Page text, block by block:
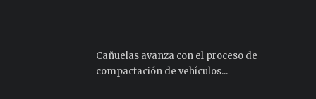
Cañuelas avanza con el proceso de
compactación de vehículos...